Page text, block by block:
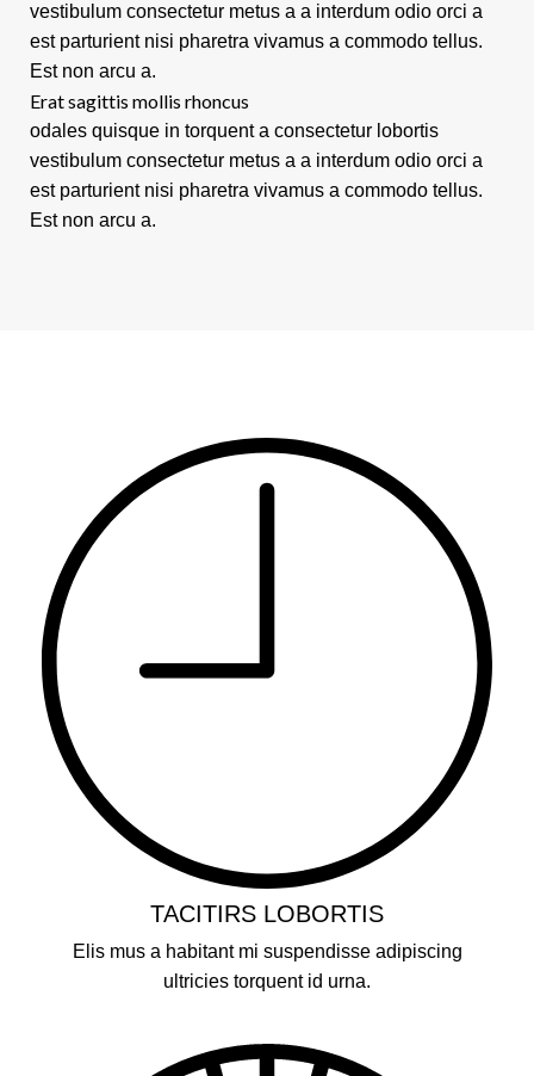
vestibulum consectetur metus a a interdum odio orci a
est parturient nisi pharetra vivamus a commodo tellus.
Est non arcu a.
Erat sagittis mollis rhoncus
odales quisque in torquent a consectetur lobortis
vestibulum consectetur metus a a interdum odio orci a
est parturient nisi pharetra vivamus a commodo tellus.
Est non arcu a.
TACITIRS LOBORTIS
Elis mus a habitant mi suspendisse adipiscing
ultricies torquent id urna.